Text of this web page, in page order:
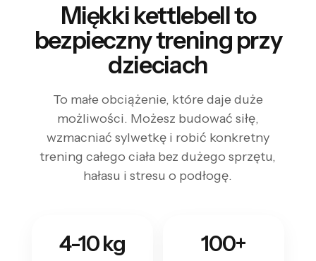
Miękki kettlebell to
bezpieczny trening przy
dzieciach
To małe obciążenie, które daje duże
możliwości. Możesz budować siłę,
wzmacniać sylwetkę i robić konkretny
trening całego ciała bez dużego sprzętu,
hałasu i stresu o podłogę.
4-10 kg 100+